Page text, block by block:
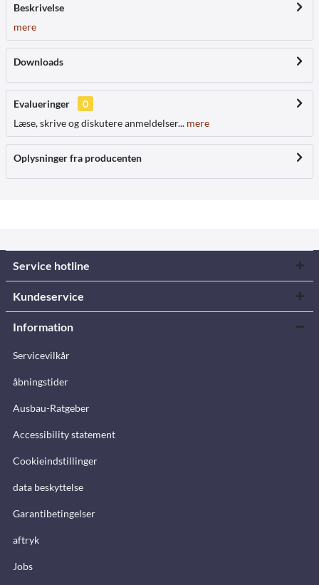
Beskrivelse
mere
Downloads
Evalueringer
0
Læse, skrive og diskutere anmeldelser... mere
Oplysninger fra producenten
Service hotline
Kundeservice
Information
Servicevilkår
åbningstider
Ausbau-Ratgeber
Accessibility statement
Cookieindstillinger
data beskyttelse
Garantibetingelser
aftryk
Jobs